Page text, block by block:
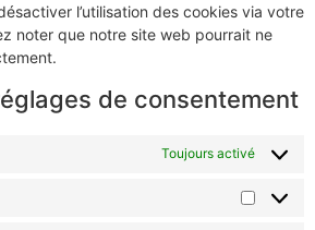
l’utilisation des cookies via votre
noter que notre site web pourrait ne
de consentement
Toujours activé